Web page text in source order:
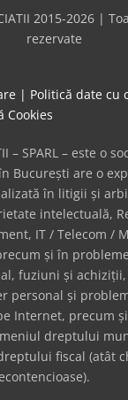
2015-2026 |
rezervate
| Politică date cu
Cookies
– SPARL – este o
București are o
în litigii și
intelectuală,
IT / Telecom /
și în
fuziuni și
personal și
Internet, precum
dreptului
fiscal (atât